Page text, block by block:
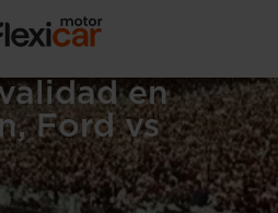
en
Ford vs